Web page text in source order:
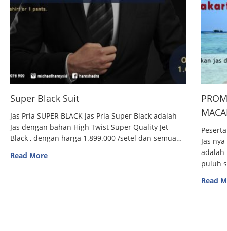
Super Black Suit
Jas Pria SUPER BLACK Jas Pria Super Black adalah
Jas dengan bahan High Twist Super Quality Jet
Black , dengan harga 1.899.000 /setel dan semua…
Read More
Jas
adalah
puluh
Read